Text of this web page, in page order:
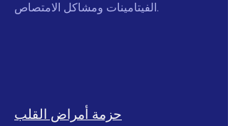
الفيتامينات ومشاكل الامتصاص.
حزمة أمراض القلب